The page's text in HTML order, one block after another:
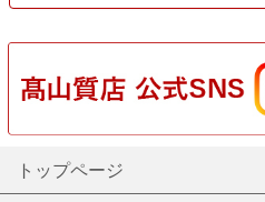
トップページ